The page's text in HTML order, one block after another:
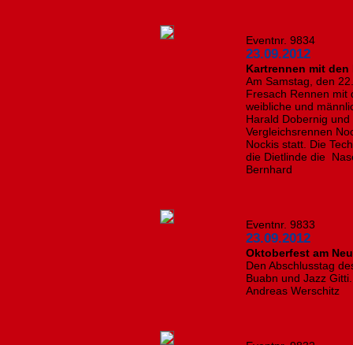
Eventnr. 9834
23.09.2012
Kartrennen mit den
Am Samstag, den
Fresach Rennen mit
weibliche und
Harald Dobernig
Vergleichsrennen
Nockis statt. Die
die Dietlinde die
Bernhard
Eventnr. 9833
23.09.2012
Oktoberfest am
Den Abschlusstag
Buabn und Jazz
Andreas Werschitz